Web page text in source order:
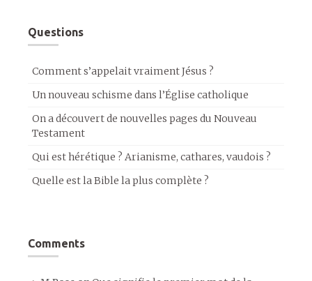
Questions
Comment s’appelait vraiment Jésus ?
Un nouveau schisme dans l’Église catholique
On a découvert de nouvelles pages du Nouveau
Testament
Qui est hérétique ? Arianisme, cathares, vaudois ?
Quelle est la Bible la plus complète ?
Comments